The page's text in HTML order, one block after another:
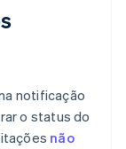
notificação
o status do
não